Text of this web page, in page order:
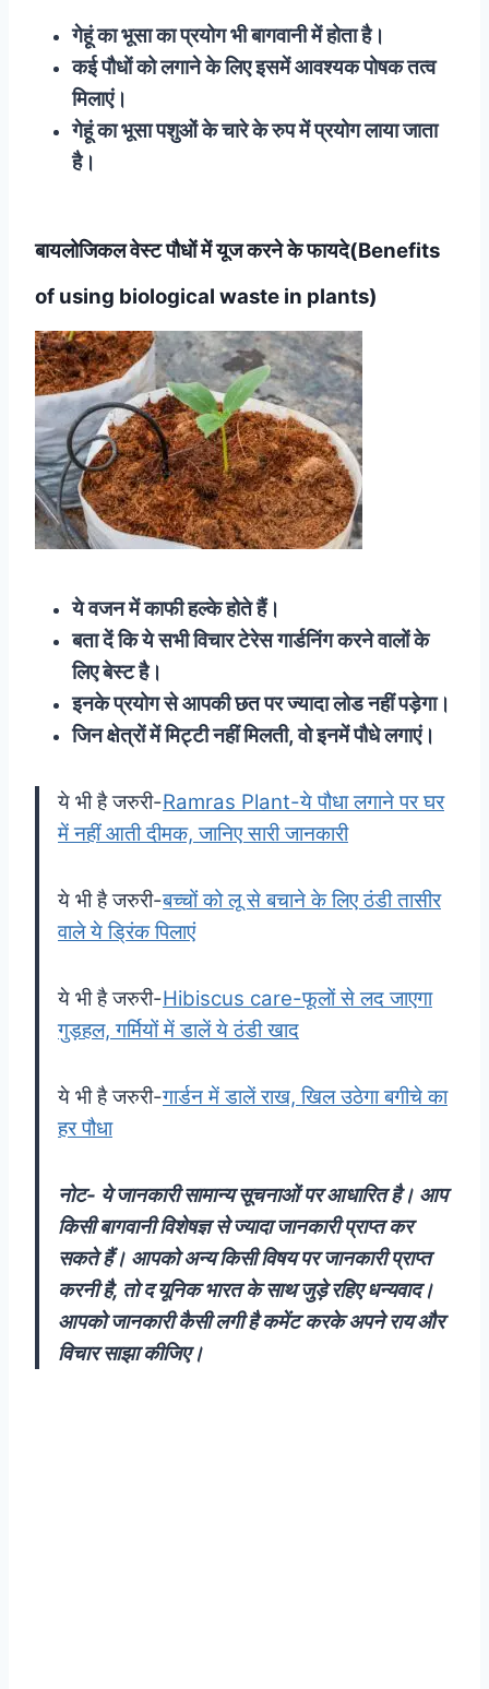
गेहूं का भूसा का प्रयोग भी बागवानी में होता है।
कई पौधों को लगाने के लिए इसमें आवश्यक पोषक तत्व
मिलाएं।
गेहूं का भूसा पशुओं के चारे के रुप में प्रयोग लाया जाता
है।
बायलोजिकल वेस्ट पौधों में यूज करने के फायदे(Benefits
of using biological waste in plants)
ये वजन में काफी हल्के होते हैं।
बता दें कि ये सभी विचार टेरेस गार्डनिंग करने वालों के
लिए बेस्ट है।
इनके प्रयोग से आपकी छत पर ज्यादा लोड नहीं पड़ेगा।
जिन क्षेत्रों में मिट्टी नहीं मिलती, वो इनमें पौधे लगाएं।
ये भी है जरुरी-Ramras Plant-ये पौधा लगाने पर घर
में नहीं आती दीमक, जानिए सारी जानकारी
ये भी है जरुरी-बच्चों को लू से बचाने के लिए ठंडी तासीर
वाले ये ड्रिंक पिलाएं
ये भी है जरुरी-Hibiscus care-फूलों से लद जाएगा
गुड़हल, गर्मियों में डालें ये ठंडी खाद
ये भी है जरुरी-गार्डन में डालें राख, खिल उठेगा बगीचे का
हर पौधा
नोट- ये जानकारी सामान्य सूचनाओं पर आधारित है। आप
किसी बागवानी विशेषज्ञ से ज्यादा जानकारी प्राप्त कर
सकते हैं। आपको अन्य किसी विषय पर जानकारी प्राप्त
करनी है, तो द यूनिक भारत के साथ जुड़े रहिए धन्यवाद।
आपको जानकारी कैसी लगी है कमेंट करके अपने राय और
विचार साझा कीजिए।